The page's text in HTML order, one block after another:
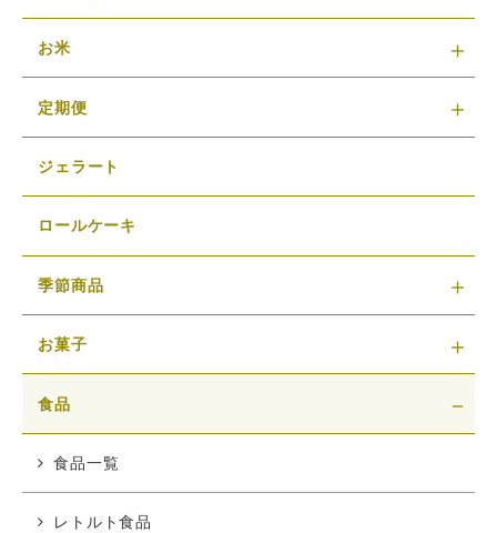
お米
定期便
ジェラート
ロールケーキ
季節商品
お菓子
食品
食品一覧
レトルト食品